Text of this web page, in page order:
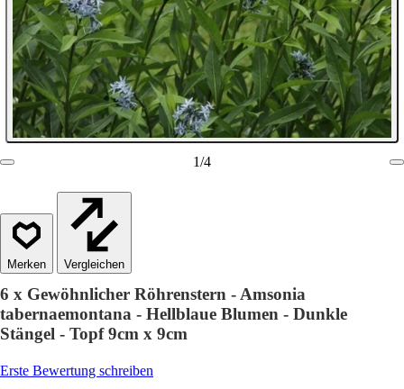
1/4
Vergleichen
6 x Gewöhnlicher Röhrenstern - Amsonia
tabernaemontana - Hellblaue Blumen - Dunkle
Stängel - Topf 9cm x 9cm
Erste Bewertung schreiben